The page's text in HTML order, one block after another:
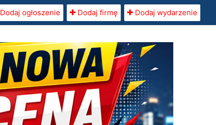
Dodaj ogłoszenie Dodaj firmę Dodaj wydarzenie